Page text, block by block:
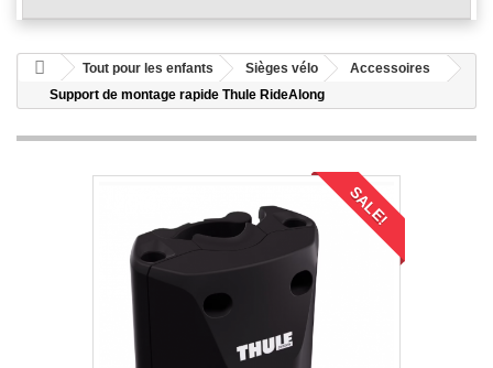
Tout pour les enfants Sièges vélo
Accessoires
Support de montage rapide Thule RideAlong
SALE!